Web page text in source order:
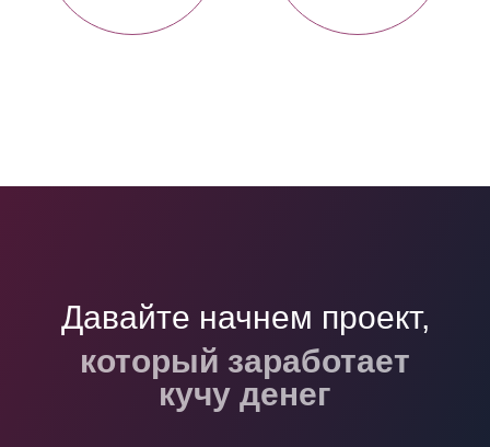
Давайте начнем проект,
который войдет в
учебники